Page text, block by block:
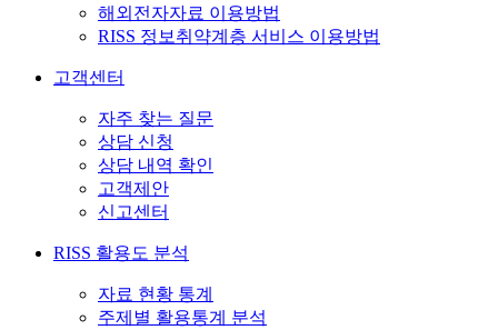
해외전자자료 이용방법
RISS 정보취약계층 서비스 이용방법
고객센터
자주 찾는 질문
상담 신청
상담 내역 확인
고객제안
신고센터
RISS 활용도 분석
자료 현황 통계
주제별 활용통계 분석